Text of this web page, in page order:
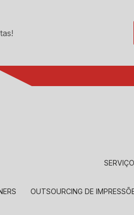
OUTSOURCING DE